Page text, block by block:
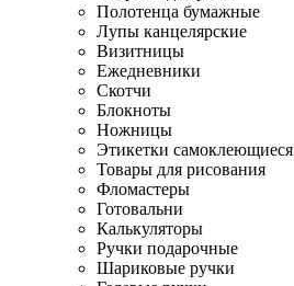
Полотенца бумажные
Лупы канцелярские
Визитницы
Ежедневники
Скотчи
Блокноты
Ножницы
Этикетки самоклеющиеся
Товары для рисования
Фломастеры
Готовальни
Калькуляторы
Ручки подарочные
Шариковые ручки